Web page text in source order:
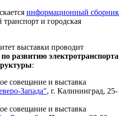
информационный сборник
и городская
выставки проводит
развитию электротранспорта
:
совещание и выставка
Запада", г. Калининград, 25-
совещание и выставка